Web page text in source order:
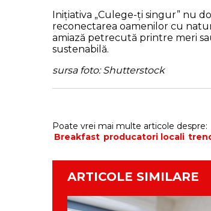
Inițiativa „Culege-ți singur” nu
reconectarea oamenilor cu
amiază petrecută printre meri
sustenabilă.
sursa foto: Shutterstock
Poate vrei mai multe articole despre:
Breakfast producatori locali
ARTICOLE SIMILARE